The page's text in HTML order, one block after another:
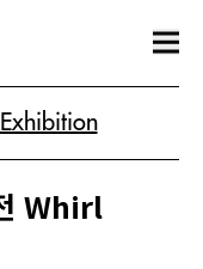
Whirl